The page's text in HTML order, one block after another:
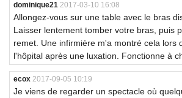
dominique21 2017-03-10 16:08
Allongez-vous sur une table avec le bras
Laisser lentement tomber votre bras, puis
remet. Une infirmière m'a montré cela lors
l'hôpital après une luxation. Fonctionne à
ecox 2017-09-05 10:19
Je viens de regarder un spectacle où